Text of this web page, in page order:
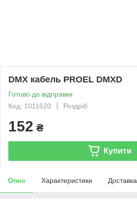
DMX кабель PROEL DMXD
Готово до відправки
Код: 1011620
Роздріб
152 ₴
Купити
Опис Характеристики Доставка